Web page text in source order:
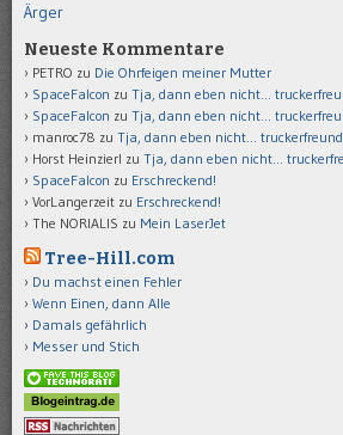
Ärger
Neueste Kommentare
PETRO zu Die Ohrfeigen meiner Mutter
SpaceFalcon zu Tja, dann eben nicht…
SpaceFalcon zu Tja, dann eben nicht…
manroc78 zu Tja, dann eben nicht…
Horst Heinzierl zu Tja, dann eben nicht…
SpaceFalcon zu Erschreckend!
VorLangerzeit zu Erschreckend!
The NORIALIS zu Mein LaserJet
Tree-Hill.com
Du machst einen Fehler
Wenn Einen, dann Alle
Damals gefährlich
Messer und Stich